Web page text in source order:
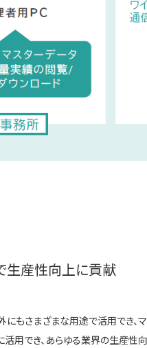
生産性向上に貢献
もさまざまな用途で活用でき、
用でき、あらゆる業界の生産性